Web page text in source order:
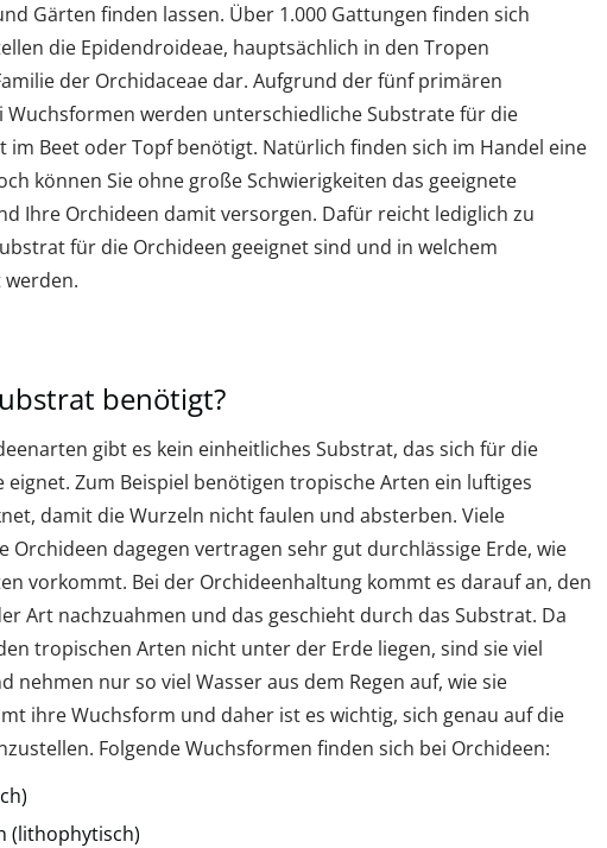
Gärten finden lassen. Über 1.000 Gattungen finden sich
die Epidendroideae, hauptsächlich in den Tropen
der Orchidaceae dar. Aufgrund der fünf primären
werden unterschiedliche Substrate für die
im Beet oder Topf benötigt. Natürlich finden sich im Handel eine
können Sie ohne große Schwierigkeiten das geeignete
Ihre Orchideen damit versorgen. Dafür reicht lediglich zu
für die Orchideen geeignet sind und in welchem
benötigt?
gibt es kein einheitliches Substrat, das sich für die
eignet. Zum Beispiel benötigen tropische Arten ein luftiges
damit die Wurzeln nicht faulen und absterben. Viele
Orchideen dagegen vertragen sehr gut durchlässige Erde, wie
vorkommt. Bei der Orchideenhaltung kommt es darauf an, den
Art nachzuahmen und das geschieht durch das Substrat. Da
tropischen Arten nicht unter der Erde liegen, sind sie viel
nehmen nur so viel Wasser aus dem Regen auf, wie sie
ihre Wuchsform und daher ist es wichtig, sich genau auf die
Folgende Wuchsformen finden sich bei Orchideen:
(lithophytisch)